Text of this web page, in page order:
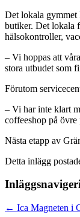
Det lokala gymmet
butiker. Det lokala
hälsokontroller,
– Vi hoppas att
stora utbudet som
Förutom
– Vi har inte klart
coffeeshop på
Nästa etapp av
Detta inlägg
← Ica Magneten i